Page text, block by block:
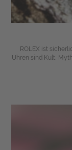
ROLEX ist
Uhren sind Kult,